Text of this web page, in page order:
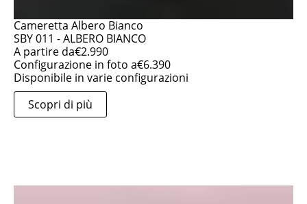
Cameretta Albero Bianco
SBY 011 - ALBERO BIANCO
A partire da€2.990
Configurazione in foto a€6.390
Disponibile in varie configurazioni
Scopri di più